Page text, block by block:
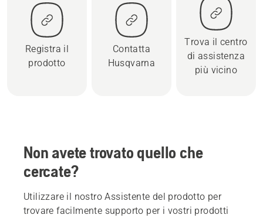
Registra il
prodotto
Contatta
Husqvarna
Trova il centro
di assistenza
più vicino
Non avete trovato quello che
cercate?
Utilizzare il nostro Assistente del prodotto per
trovare facilmente supporto per i vostri prodotti